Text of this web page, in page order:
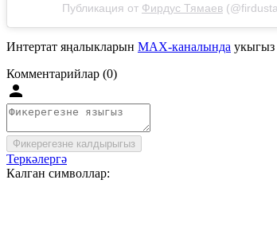
Публикация от Фирдус Тямаев
Интертат яңалыкларын MAX-каналында укыгыз
Комментарийлар (0)
Фикерегезне калдырыгыз
Теркәлергә
Калган символлар: